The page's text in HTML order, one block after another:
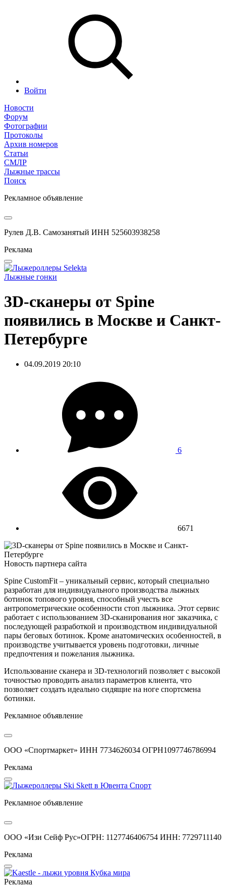
Войти
Новости
Форум
Фотографии
Протоколы
Архив номеров
Статьи
СМЛР
Лыжные трассы
Поиск
Рекламное объявление
Рулев Д.В. Самозанятый ИНН 525603938258
Реклама
Лыжные гонки
3D-сканеры от Spine
появились в Москве и Санкт-
Петербурге
04.09.2019 20:10
6
6671
Новость партнера сайта
Spine CustomFit – уникальный сервис, который специально
разработан для индивидуального производства лыжных
ботинок топового уровня, способный учесть все
антропометрические особенности стоп лыжника. Этот сервис
работает с использованием 3D-сканирования ног заказчика, с
последующей разработкой и производством индивидуальной
пары беговых ботинок. Кроме анатомических особенностей, в
производстве учитывается уровень подготовки, личные
предпочтения и пожелания лыжника.
Использование сканера и 3D-технологий позволяет с высокой
точностью проводить анализ параметров клиента, что
позволяет создать идеально сидящие на ноге спортсмена
ботинки.
Рекламное объявление
ООО «Спортмаркет» ИНН 7734626034 ОГРН1097746786994
Реклама
Рекламное объявление
ООО «Изи Сейф Рус»ОГРН: 1127746406754 ИНН: 7729711140
Реклама
Реклама